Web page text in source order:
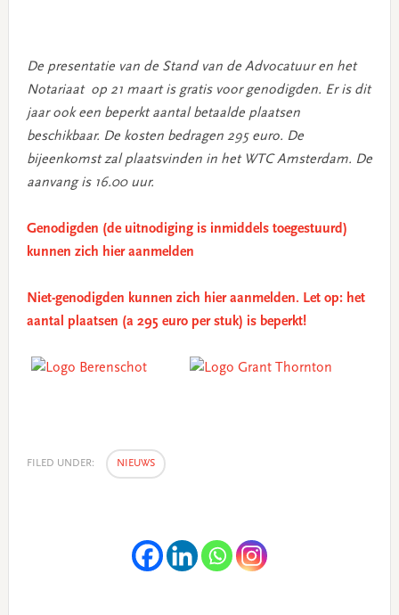
De presentatie van de Stand van de Advocatuur en het
Notariaat op 21 maart is gratis voor genodigden. Er is dit
jaar ook een beperkt aantal betaalde plaatsen
beschikbaar. De kosten bedragen 295 euro. De
bijeenkomst zal plaatsvinden in het WTC Amsterdam. De
aanvang is 16.00 uur.
Genodigden (de uitnodiging is inmiddels toegestuurd)
kunnen zich hier aanmelden
Niet-genodigden kunnen zich hier aanmelden. Let op: het
aantal plaatsen (a 295 euro per stuk) is beperkt!
FILED UNDER: NIEUWS